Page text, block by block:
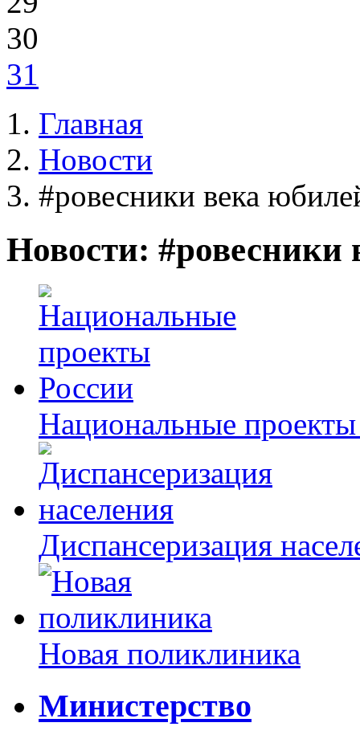
30
31
Главная
Новости
#ровесники века
Новости: #ровесники
Национальные
Диспансеризация
Новая поликлиника
Министерство